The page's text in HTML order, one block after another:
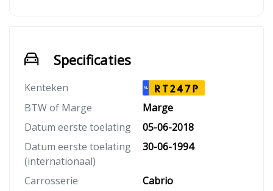
Specificaties
Kenteken NL RT247P
BTW of Marge
Marge
Datum eerste toelating
05-06-2018
Datum eerste toelating
(internationaal)
30-06-1994
Carrosserie
Cabrio